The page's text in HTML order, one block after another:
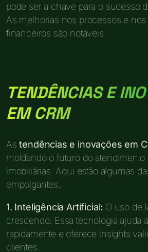
pode ser a chave para o sucesso
As melhorias nos processos e nos
financeiros são notáveis.
TENDÊNCIAS E
EM CRM
Astendências e inovações em
moldando o futuro do atendimento
imobiliárias. Aqui estão algumas
empolgantes.
1. Inteligência Artificial: O uso de
crescendo. Essa tecnologia ajuda
rapidamente e oferece insights
clientes.